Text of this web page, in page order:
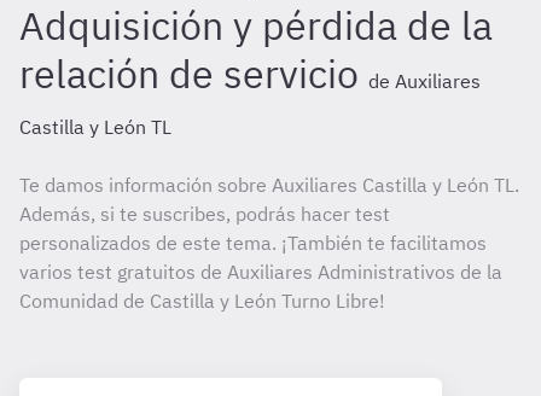
Adquisición y pérdida de la
relación de servicio de Auxiliares
Castilla y León TL
Te damos información sobre Auxiliares Castilla y León TL.
Además, si te suscribes, podrás hacer test
personalizados de este tema. ¡También te facilitamos
varios test gratuitos de Auxiliares Administrativos de la
Comunidad de Castilla y León Turno Libre!